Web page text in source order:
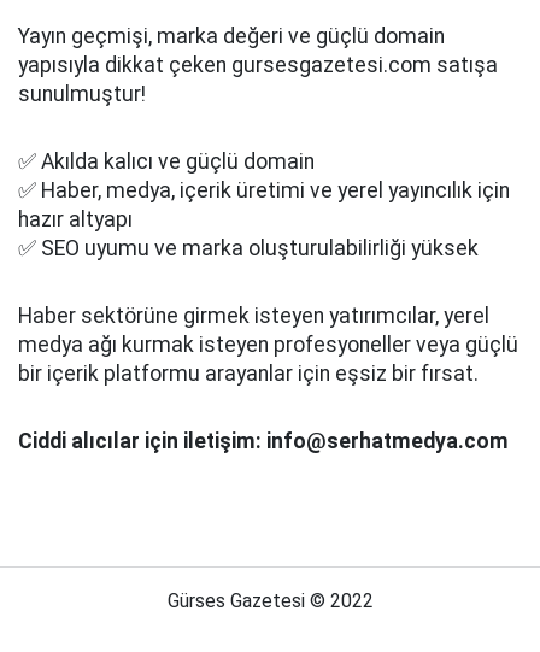
Yayın geçmişi, marka değeri ve güçlü domain
yapısıyla dikkat çeken gursesgazetesi.com satışa
sunulmuştur!
✅ Akılda kalıcı ve güçlü domain
✅ Haber, medya, içerik üretimi ve yerel yayıncılık için
hazır altyapı
✅ SEO uyumu ve marka oluşturulabilirliği yüksek
Haber sektörüne girmek isteyen yatırımcılar, yerel
medya ağı kurmak isteyen profesyoneller veya güçlü
bir içerik platformu arayanlar için eşsiz bir fırsat.
Ciddi alıcılar için iletişim: info@serhatmedya.com
Gürses Gazetesi © 2022